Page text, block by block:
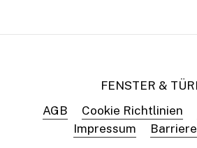
FENSTER &
AGB
Cookie Richtlinien
Impressum